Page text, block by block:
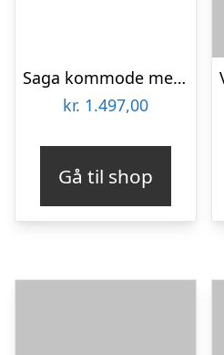
Saga kommode med 3 skuffer – sort
kr. 1.497,00
Gå til shop